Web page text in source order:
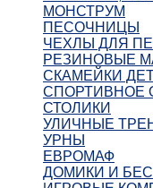
МОНСТРУМ
ПЕСОЧНИЦЫ
ЧЕХЛЫ ДЛЯ
РЕЗИНОВЫЕ
СКАМЕЙКИ
СПОРТИВНОЕ
СТОЛИКИ
УЛИЧНЫЕ
УРНЫ
ЕВРОМАФ
ДОМИКИ И